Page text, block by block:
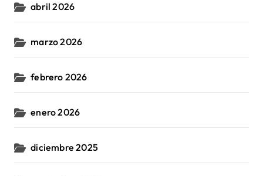
abril 2026
marzo 2026
febrero 2026
enero 2026
diciembre 2025